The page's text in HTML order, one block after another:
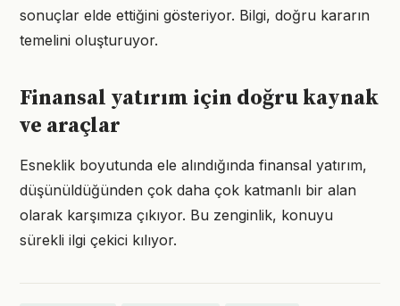
sonuçlar elde ettiğini gösteriyor. Bilgi, doğru kararın
temelini oluşturuyor.
Finansal yatırım için doğru kaynak
ve araçlar
Esneklik boyutunda ele alındığında finansal yatırım,
düşünüldüğünden çok daha çok katmanlı bir alan
olarak karşımıza çıkıyor. Bu zenginlik, konuyu
sürekli ilgi çekici kılıyor.